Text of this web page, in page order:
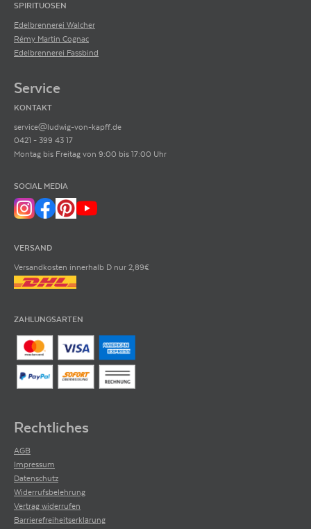
SPIRITUOSEN
Edelbrennerei Walcher
Rémy Martin Cognac
Edelbrennerei Fassbind
Service
KONTAKT
service@ludwig-von-kapff.de
0421 - 399 43 17
Montag bis Freitag von 9:00 bis 17:00 Uhr
SOCIAL MEDIA
VERSAND
Versandkosten innerhalb D nur 2,89€
ZAHLUNGSARTEN
Rechtliches
AGB
Impressum
Datenschutz
Widerrufsbelehrung
Vertrag widerrufen
Barrierefreiheitserklärung